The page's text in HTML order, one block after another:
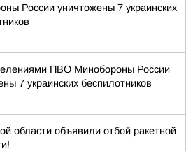
России уничтожены 7 украинских
ПВО Минобороны России
7 украинских беспилотников
области объявили отбой ракетной